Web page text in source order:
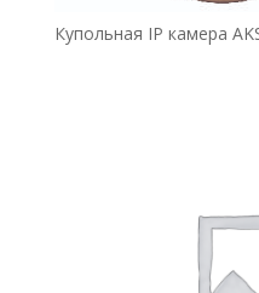
Купольная IP камера